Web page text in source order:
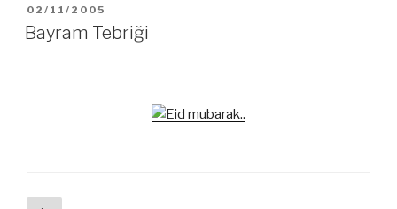
YAYIM
TARIHI
02/11/2005
Bayram Tebriği